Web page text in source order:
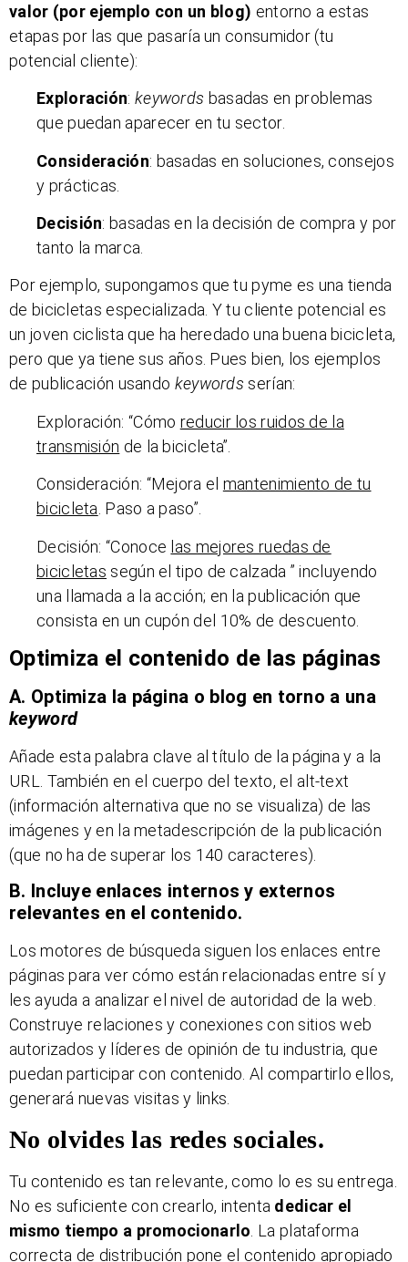
valor (por ejemplo con un blog) entorno a estas
etapas por las que pasaría un consumidor (tu
potencial cliente):
Exploración: keywords basadas en problemas
que puedan aparecer en tu sector.
Consideración: basadas en soluciones, consejos
y prácticas.
Decisión: basadas en la decisión de compra y por
tanto la marca.
Por ejemplo, supongamos que tu pyme es una tienda
de bicicletas especializada. Y tu cliente potencial es
un joven ciclista que ha heredado una buena bicicleta,
pero que ya tiene sus años. Pues bien, los ejemplos
de publicación usando keywords serían:
Exploración: “Cómo reducir los ruidos de la
transmisión de la bicicleta”.
Consideración: “Mejora el mantenimiento de tu
bicicleta . Paso a paso”.
Decisión: “Conoce las mejores ruedas de
bicicletas según el tipo de calzada ” incluyendo
una llamada a la acción; en la publicación que
consista en un cupón del 10% de descuento.
Optimiza el contenido de las páginas
A. Optimiza la página o blog en torno a una
keyword
Añade esta palabra clave al título de la página y a la
URL. También en el cuerpo del texto, el alt-text
(información alternativa que no se visualiza) de las
imágenes y en la metadescripción de la publicación
(que no ha de superar los 140 caracteres).
B. Incluye enlaces internos y externos
relevantes en el contenido.
Los motores de búsqueda siguen los enlaces entre
páginas para ver cómo están relacionadas entre sí y
les ayuda a analizar el nivel de autoridad de la web.
Construye relaciones y conexiones con sitios web
autorizados y líderes de opinión de tu industria, que
puedan participar con contenido. Al compartirlo ellos,
generará nuevas visitas y links.
No olvides las redes sociales.
Tu contenido es tan relevante, como lo es su entrega.
No es suficiente con crearlo, intenta dedicar el
mismo tiempo a promocionarlo . La plataforma
correcta de distribución pone el contenido apropiado